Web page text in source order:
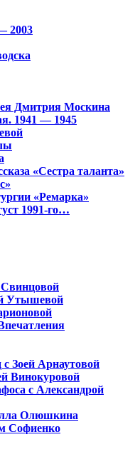
2003
Дмитрия Москина
1941 — 1945
«Сестра таланта»
«Ремарка»
1991-го…
Утышевой
Зоей Арнаутовой
Винокуровой
с Александрой
Олюшкина
Софиенко